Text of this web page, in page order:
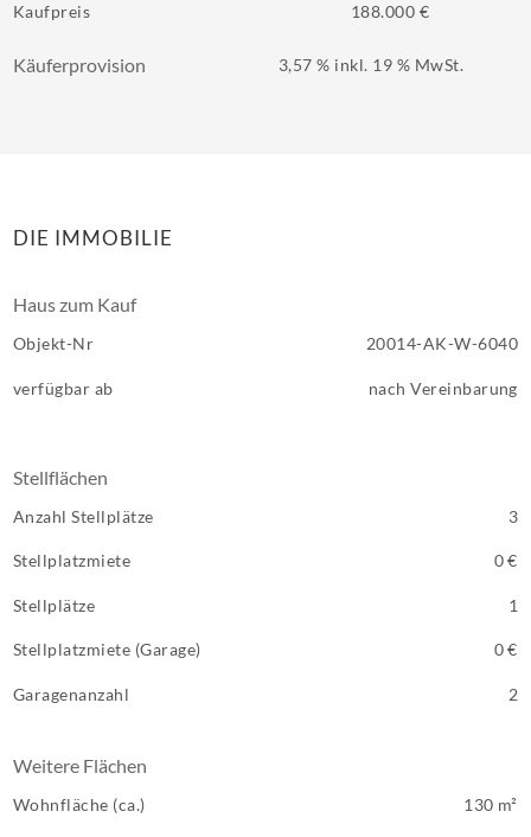
Kaufpreis 188.000 €
Käuferprovision 3,57 % inkl. 19 % MwSt.
DIE IMMOBILIE
Haus zum Kauf
Objekt-Nr 20014-AK-W-6040
verfügbar ab nach Vereinbarung
Stellflächen
Anzahl Stellplätze 3
Stellplatzmiete 0 €
Stellplätze 1
Stellplatzmiete (Garage) 0 €
Garagenanzahl 2
Weitere Flächen
Wohnfläche (ca.) 130 m²